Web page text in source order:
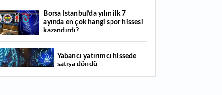
Finansman limitleri değişecek mi, yeni
neler?
Yargıtay son noktayı koydu: Satış primi,
yardımı kıdem tazminatına eklenir mi?
"ABD'nin mühimmat stoklarındaki azalma
İran'ı cesaretlendirebilir"
Borsa İstanbul’da yılın ilk 7
ayında en çok hangi spor hissesi
kazandırdı?
Yabancı yatırımcı hissede
satışa döndü